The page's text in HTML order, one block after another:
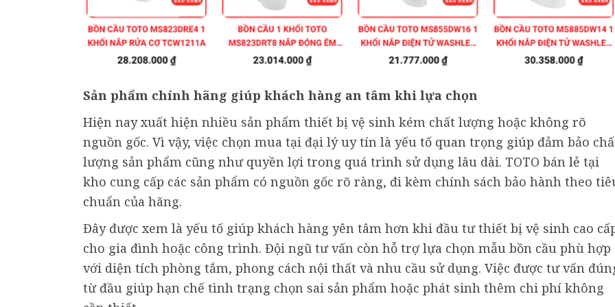
Sản phẩm chính hãng giúp khách hàng an tâm khi lựa chọn
Hiện nay xuất hiện nhiều sản phẩm thiết bị vệ sinh kém chất lượng hoặc không rõ
nguồn gốc. Vì vậy, việc chọn mua tại đại lý uy tín là yếu tố quan trọng giúp đảm bảo
lượng sản phẩm cũng như quyền lợi trong quá trình sử dụng lâu dài. TOTO bán lẻ tại
kho cung cấp các sản phẩm có nguồn gốc rõ ràng, đi kèm chính sách bảo hành theo
chuẩn của hãng.
Đây được xem là yếu tố giúp khách hàng yên tâm hơn khi đầu tư thiết bị vệ sinh cao
cho gia đình hoặc công trình. Đội ngũ tư vấn còn hỗ trợ lựa chọn mẫu bồn cầu phù hợp
với diện tích phòng tắm, phong cách nội thất và nhu cầu sử dụng. Việc được tư vấn
từ đầu giúp hạn chế tình trạng chọn sai sản phẩm hoặc phát sinh thêm chi phí không